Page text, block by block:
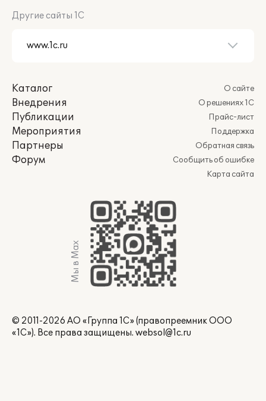
Другие сайты 1С
Каталог
Внедрения
Публикации
Мероприятия
Партнеры
Форум
О сайте
О решениях 1С
Прайс-лист
Поддержка
Обратная связь
Сообщить об ошибке
Карта сайта
Мы в Max
© 2011-2026 АО «Группа 1С» (правопреемник ООО
«1С»). Все права защищены. websol@1c.ru